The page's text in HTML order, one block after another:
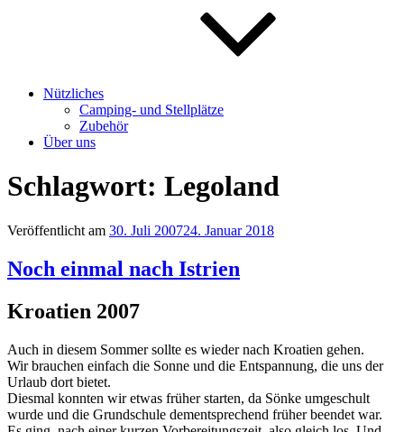
Nützliches
Camping- und Stellplätze
Zubehör
Über uns
Schlagwort: Legoland
Veröffentlicht am 30. Juli 200724. Januar 2018
Noch einmal nach Istrien
Kroatien 2007
Auch in diesem Sommer sollte es wieder nach Kroatien gehen.
Wir brauchen einfach die Sonne und die Entspannung, die uns der
Urlaub dort bietet.
Diesmal konnten wir etwas früher starten, da Sönke umgeschult
wurde und die Grundschule dementsprechend früher beendet war.